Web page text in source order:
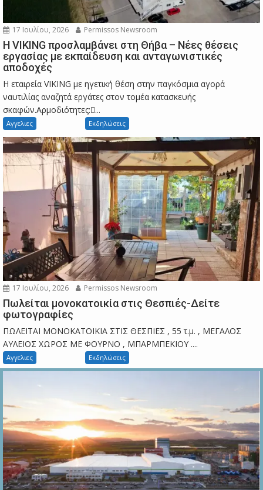
17 Ιουλίου, 2026 Permissos Newsroom
Η VIKING προσλαμβάνει στη Θήβα – Νέες θέσεις
εργασίας με εκπαίδευση και ανταγωνιστικές
αποδοχές
Η εταιρεία VIKING με ηγετική θέση στην παγκόσμια αγορά
ναυτιλίας αναζητά εργάτες στον τομέα κατασκευής
σκαφών.Αρμοδιότητες:...
Αγγελιες Εκδηλώσεις
17 Ιουλίου, 2026 Permissos Newsroom
Πωλείται μονοκατοικία στις Θεσπιές-Δείτε
φωτογραφίες
ΠΩΛΕΙΤΑΙ ΜΟΝΟΚΑΤΟΙΚΙΑ ΣΤΙΣ ΘΕΣΠΙΕΣ , 55 τ.μ. , ΜΕΓΑΛΟΣ
ΑΥΛΕΙΟΣ ΧΩΡΟΣ ΜΕ ΦΟΥΡΝΟ , ΜΠΑΡΜΠΕΚΙΟΥ ....
Αγγελιες Εκδηλώσεις